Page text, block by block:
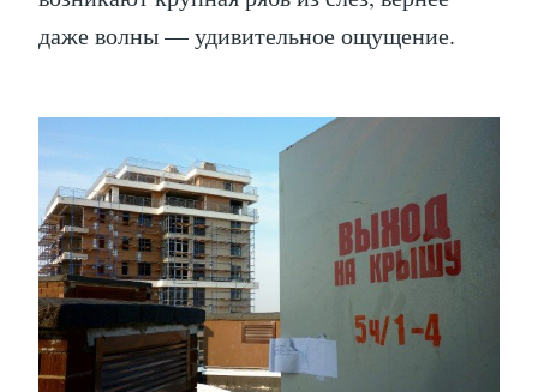
даже волны — удивительное ощущение.